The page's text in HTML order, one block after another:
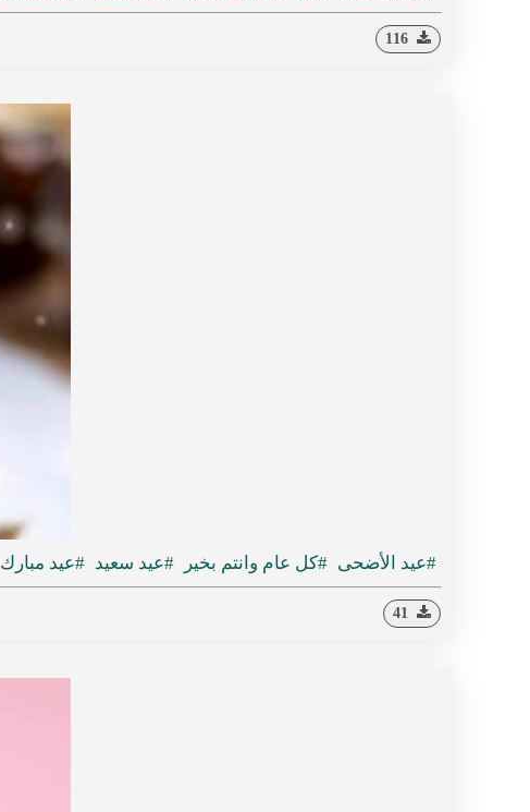
#عيد الأضحى #كل عام وانتم بخير #عيد سعيد #عيد مبارك